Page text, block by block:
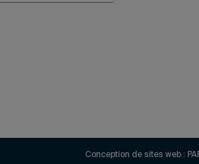
Conception de sites web :